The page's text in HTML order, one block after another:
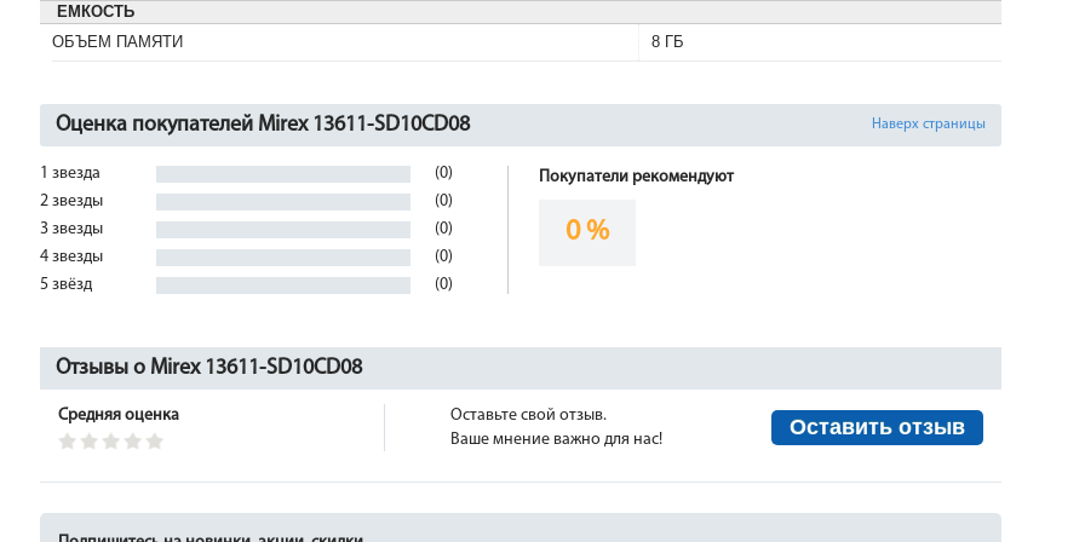
ЕМКОСТЬ
ОБЪЕМ ПАМЯТИ
8 ГБ
Оценка покупателей Mirex 13611-SD10CD08 Наверх страницы
1 звезда
(0)
2 звезды
(0)
3 звезды
(0)
4 звезды
(0)
5 звёзд
(0)
Покупатели рекомендуют
0 %
Отзывы о Mirex 13611-SD10CD08
Средняя оценка
Оставьте свой отзыв.
Ваше мнение важно для нас!
Оставить отзыв